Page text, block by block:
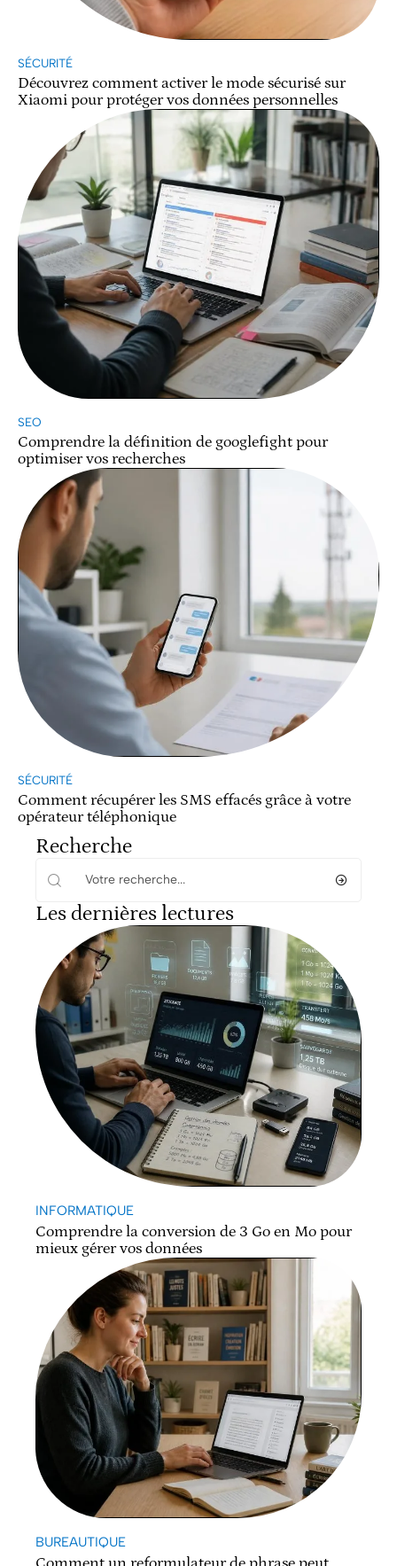
SÉCURITÉ
Découvrez comment activer le mode sécurisé sur
Xiaomi pour protéger vos données personnelles
SEO
Comprendre la définition de googlefight pour
optimiser vos recherches
SÉCURITÉ
Comment récupérer les SMS effacés grâce à votre
opérateur téléphonique
Recherche
Les dernières lectures
INFORMATIQUE
Comprendre la conversion de 3 Go en Mo pour
mieux gérer vos données
BUREAUTIQUE